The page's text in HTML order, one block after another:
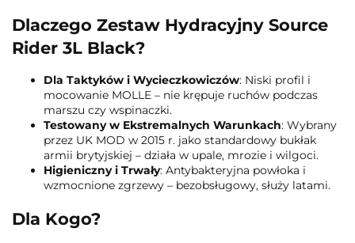
Dlaczego Zestaw Hydracyjny Source
Rider 3L Black?
Dla Taktyków i Wycieczkowiczów: Niski profil i
mocowanie MOLLE – nie krępuje ruchów podczas
marszu czy wspinaczki.
Testowany w Ekstremalnych Warunkach: Wybrany
przez UK MOD w 2015 r. jako standardowy bukłak
armii brytyjskiej – działa w upale, mrozie i wilgoci.
Higieniczny i Trwały: Antybakteryjna powłoka i
wzmocnione zgrzewy – bezobsługowy, służy latami.
Dla Kogo?